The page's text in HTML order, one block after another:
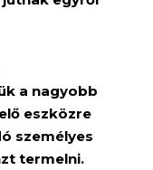
a nagyobb
eszközre
személyes
termelni.